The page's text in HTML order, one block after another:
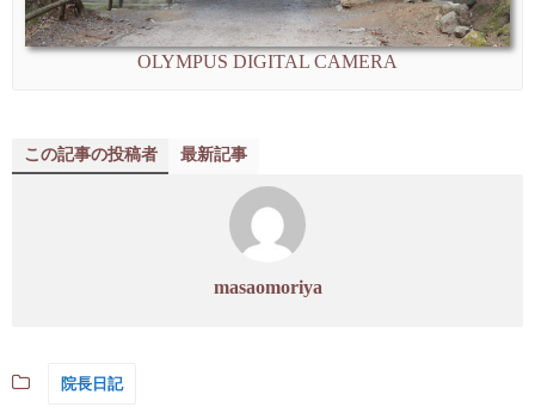
OLYMPUS DIGITAL CAMERA
この記事の投稿者 最新記事
masaomoriya
院長日記